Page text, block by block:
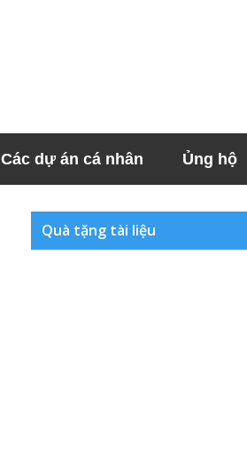
Các dự án cá nhân Ủng hộ
Quà tặng tài liệu